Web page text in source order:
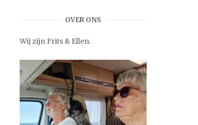
OVER ONS
Wij zijn Frits & Ellen.